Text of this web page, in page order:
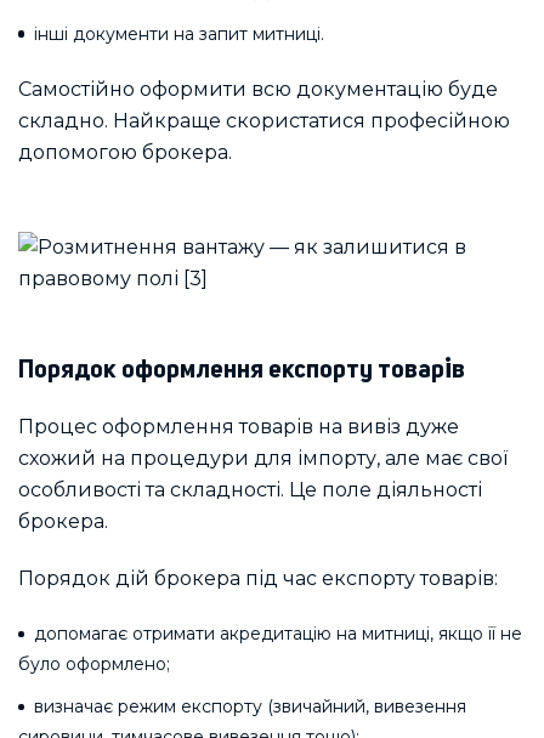
інші документи на запит митниці.
Самостійно оформити всю документацію буде
складно. Найкраще скористатися професійною
допомогою брокера.
Порядок оформлення експорту товарів
Процес оформлення товарів на вивіз дуже
схожий на процедури для імпорту, але має свої
особливості та складності. Це поле діяльності
брокера.
Порядок дій брокера під час експорту товарів:
допомагає отримати акредитацію на митниці, якщо її не
було оформлено;
визначає режим експорту (звичайний, вивезення